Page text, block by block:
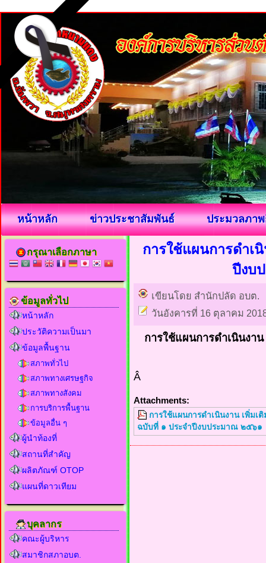
หน้าหลัก ข่าวประชาสัมพันธ์ ประมวลภา
การใช้แผนการดำเ
ปีงบ
เขียนโดย สำนักปลัด อบต.
วันอังคารที่ 16 ตุลาคม
การใช้แผนการดำเนินงา
Â
Attachments:
การใช้แผนการดำเนินงาน เพิ่มเติ
ฉบับที่ ๑ ประจำปีงบประมาณ ๒๕๖๑
กรุณาเลือกภาษา
ข้อมูลทั่วไป
หน้าหลัก
ประวัติความเป็นมา
ข้อมูลพื้นฐาน
สภาพทั่วไป
สภาพทางเศรษฐกิจ
สภาพทางสังคม
การบริการพื้นฐาน
ข้อมูลอื่น ๆ
ผู้นำท้องที่
สถานที่สำคัญ
ผลิตภัณฑ์ OTOP
แผนที่ดาวเทียม
บุคลากร
คณะผู้บริหาร
สมาชิกสภาอบต.